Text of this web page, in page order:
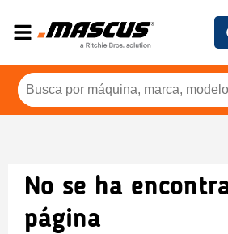
No se ha
página